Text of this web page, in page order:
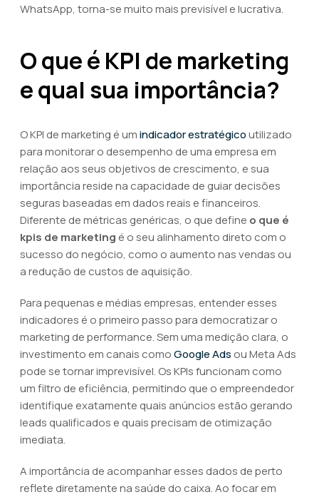
WhatsApp, torna-se muito mais previsível e lucrativa.
O que é KPI de marketing
e qual sua importância?
O KPI de marketing é umindicador estratégicoutilizado
para monitorar o desempenho de uma empresa em
relação aos seus objetivos de crescimento, e sua
importância reside na capacidade de guiar decisões
seguras baseadas em dados reais e financeiros.
Diferente de métricas genéricas, o que define o que é
kpis de marketing é o seu alinhamento direto com o
sucesso do negócio, como o aumento nas vendas ou
a redução de custos de aquisição.
Para pequenas e médias empresas, entender esses
indicadores é o primeiro passo para democratizar o
marketing de performance. Sem uma medição clara, o
investimento em canais comoGoogle Ads ou Meta Ads
pode se tornar imprevisível. Os KPIs funcionam como
um filtro de eficiência, permitindo que o empreendedor
identifique exatamente quais anúncios estão gerando
leads qualificados e quais precisam de otimização
imediata.
A importância de acompanhar esses dados de perto
reflete diretamente na saúde do caixa. Ao focar em